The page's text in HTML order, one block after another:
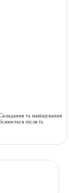
та навішування
після їх